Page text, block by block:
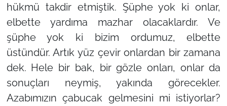
hükmü takdir etmiştik. Şüphe yok ki onlar,
elbette yardıma mazhar olacaklardır. Ve
şüphe yok ki bizim ordumuz, elbette
üstündür. Artık yüz çevir onlardan bir zamana
dek. Hele bir bak, bir gözle onları, onlar da
sonuçları neymiş, yakında görecekler.
Azabımızın çabucak gelmesini mi istiyorlar?